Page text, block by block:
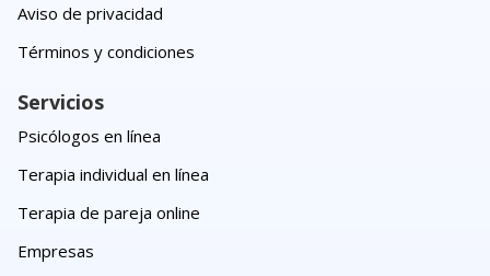
Aviso de privacidad
Términos y condiciones
Servicios
Psicólogos en línea
Terapia individual en línea
Terapia de pareja online
Empresas